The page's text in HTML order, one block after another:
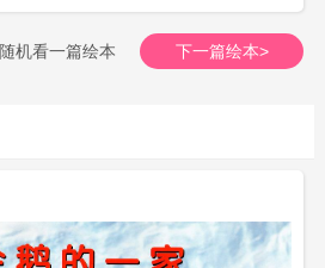
随机看一篇绘本 下一篇绘本>